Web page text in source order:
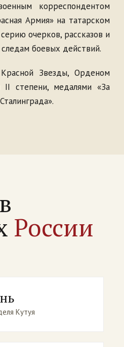
корреспондентом
Армия» на татарском
очерков, рассказов и
боевых действий.
Звезды, Орденом
II степени, медалями «За
России
Кутуя